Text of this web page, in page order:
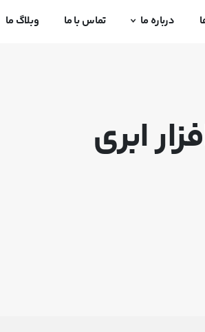
درباره ما تماس با ما وبلاگ ما
ابری